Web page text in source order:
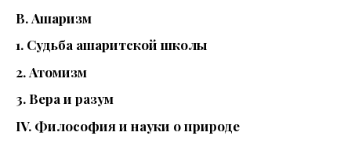
В. Ашаризм
1. Судьба ашаритской школы
2. Атомизм
3. Вера и разум
IV. Философия и науки о природе